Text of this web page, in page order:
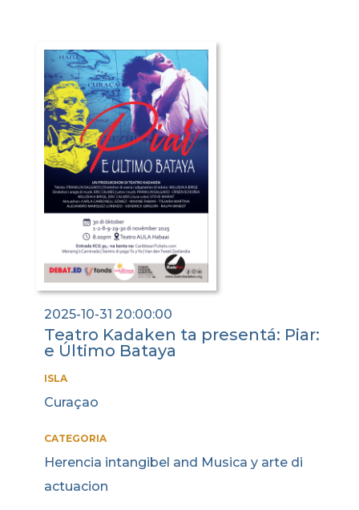
2025-10-31 20:00:00
Teatro Kadaken ta presentá: Piar:
e Último Bataya
ISLA
Curaçao
CATEGORIA
Herencia intangibel and Musica y arte di
actuacion